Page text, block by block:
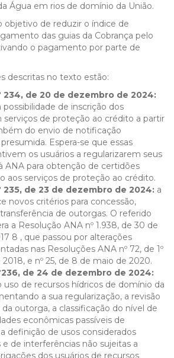
Água em rios de domínio da União.
objetivo de reduzir o índice de
das guias da Cobrança pelo
o pagamento por parte de
descritas no texto estão:
234, de 20 de dezembro de 2024:
possibilidade de inscrição dos
serviços de proteção ao crédito a partir
do envio de notificação
Espera-se que essas
os usuários a regularizarem seus
ANA para obtenção de certidões
aos serviços de proteção ao crédito.
235, de 23 de dezembro de 2024: a
novos critérios para concessão,
de outorgas. O referido
a Resolução ANA nº 1.938, de 30 de
8 , que passou por alterações
nas Resoluções ANA nº 72, de 1º
e nº 25, de 8 de maio de 2020.
de 24 de dezembro de 2024:
uso de recursos hídricos de domínio da
a sua regularização, a revisão
da outorga, a classificação do nível de
econômicas passíveis de
definição de usos considerados
de interferências não sujeitas a
dos usuários de recursos